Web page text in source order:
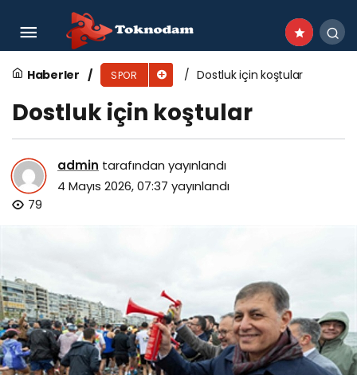
Haberler SPOR Dostluk için koştular
Dostluk için koştular
admin tarafından yayınlandı
4 Mayıs 2026, 07:37 yayınlandı
79
Eczacıbaşı Dynavit Şampiyonlar Ligi’ni ikinci
sırada tamamladı